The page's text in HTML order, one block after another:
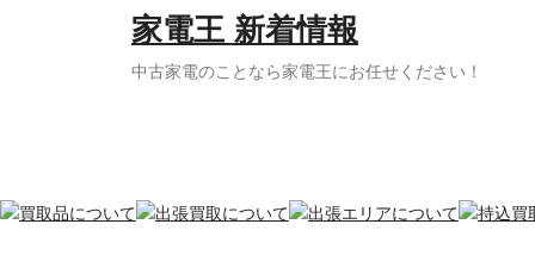
家電王 新着情報
中古家電のことなら家電王にお任せください！